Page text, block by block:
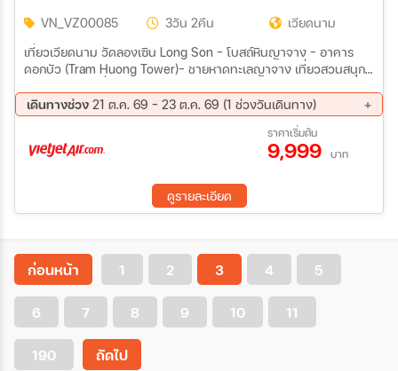
VN_VZ00085 3วัน 2คืน
เวียดนาม
เที่ยวเวียดนาม วัดลองเซิน Long Son - โบสถ์หินญาจาง – อาคาร
ดอกบัว (Tram Huong Tower)- ชายหาดทะเลญาจาง เที่ยวสวนสนุก
คนเดินเมืองญาจาง ปราสาท Ponnagar – Hon Chong Cafe (ไม่รวม
เครื่องดื่ม) – สนามบินกามรัญ เมืองญาจาง
เดินทางช่วง 21 ต.ค. 69 - 23 ต.ค. 69 (1 ช่วงวันเดินทาง)
ราคาเริ่มต้น
9,999 บาท
ดูรายละเอียด
ก่อนหน้า 1 2 3 4 5
6 7 8 9 10 11
190 ถัดไป